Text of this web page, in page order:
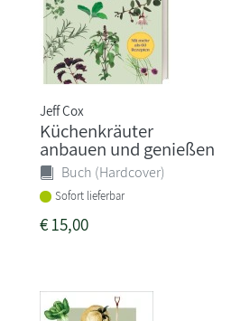
Jeff Cox
Küchenkräuter
anbauen und genießen
Buch (Hardcover)
Sofort lieferbar
€15,00